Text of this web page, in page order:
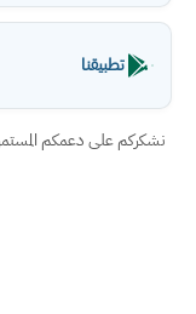
تطبيقنا
نشكركم على دعمكم